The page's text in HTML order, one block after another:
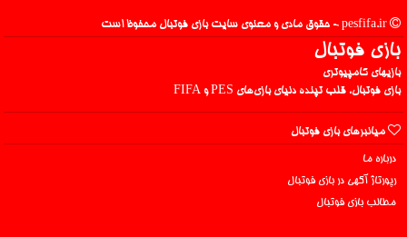
بازی فوتبال
بازیهای کامپیوتری
بازی فوتبال، قلب تپنده دنیای بازی‌های PES و FIFA
میانبرهای بازی فوتبال
درباره ما
رپورتاژ آگهی در بازی فوتبال
مطالب بازی فوتبال